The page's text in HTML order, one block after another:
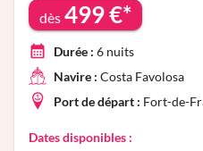
dès 499€*
Durée : 6 nuits
Navire : Costa Favolosa
Port de départ : Fort-de-
Dates disponibles :